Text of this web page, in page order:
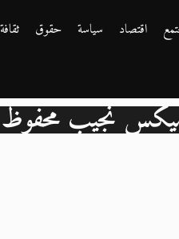
اقتصاد سياسة حقوق
ثقافة
نجيب محفوظ